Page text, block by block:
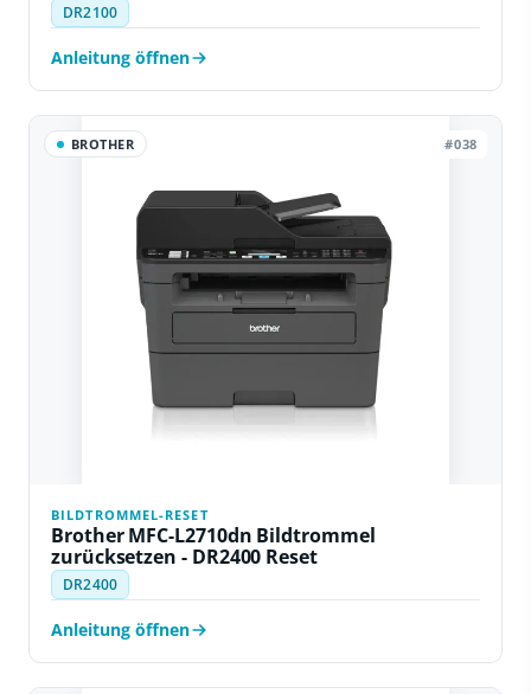
DR2100
Anleitung öffnen
BROTHER #038
BILDTROMMEL-RESET
Brother MFC-L2710dn Bildtrommel
zurücksetzen - DR2400 Reset
DR2400
Anleitung öffnen